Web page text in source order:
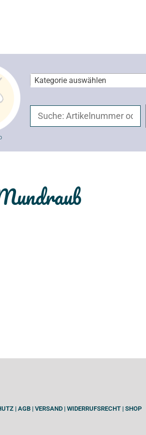
Kategorie auswählen
|AGB|VERSAND|WIDERRUFSRECHT|SHOP